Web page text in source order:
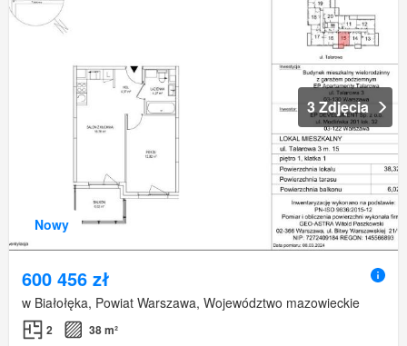
Nowy
3 Zdjęcia
600 456 zł
w Białołęka, Powiat Warszawa, Województwo mazowieckie
2 38 m²